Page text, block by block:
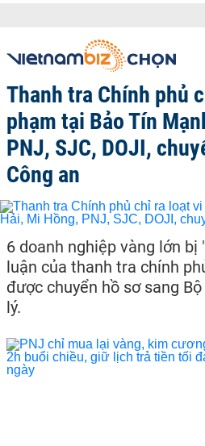
Thanh tra Chính phủ
phạm tại Bảo Tín
PNJ, SJC, DOJI,
Công an
6 doanh nghiệp vàng lớn bị
luận của thanh tra chính
được chuyển hồ sơ sang
lý.